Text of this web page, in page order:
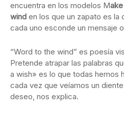
encuentra en los modelos M
wind en los que un zapato es la
cada uno esconde un mensaje
“Word to the wind” es poesía
Pretende atrapar las palabras
a wish» es lo que todas hemos
cada vez que veíamos un
deseo, nos explica.